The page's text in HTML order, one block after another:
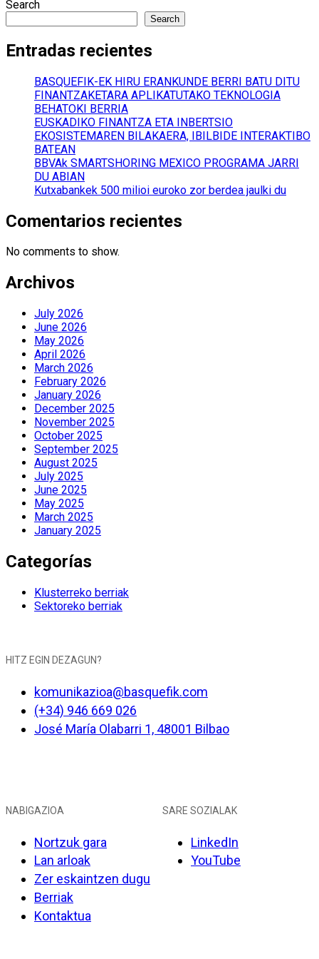
Search
Search
Entradas recientes
BASQUEFIK-EK HIRU ERANKUNDE BERRI BATU DITU
FINANTZAKETARA APLIKATUTAKO TEKNOLOGIA
BEHATOKI BERRIA
EUSKADIKO FINANTZA ETA INBERTSIO
EKOSISTEMAREN BILAKAERA, IBILBIDE INTERAKTIBO
BATEAN
BBVAk SMARTSHORING MEXICO PROGRAMA JARRI
DU ABIAN
Kutxabankek 500 milioi euroko zor berdea jaulki du
Comentarios recientes
No comments to show.
Archivos
July 2026
June 2026
May 2026
April 2026
March 2026
February 2026
January 2026
December 2025
November 2025
October 2025
September 2025
August 2025
July 2025
June 2025
May 2025
March 2025
January 2025
Categorías
Klusterreko berriak
Sektoreko berriak
HITZ EGIN DEZAGUN?
komunikazioa@basquefik.com
(+34) 946 669 026
José María Olabarri 1, 48001 Bilbao
NABIGAZIOA
Nortzuk gara
Lan arloak
Zer eskaintzen dugu
Berriak
Kontaktua
SARE SOZIALAK
LinkedIn
YouTube